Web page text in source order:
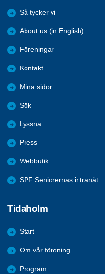
Så tycker vi
About us (in English)
Föreningar
Kontakt
Mina sidor
Sök
Lyssna
Press
Webbutik
SPF Seniorernas intranät
Tidaholm
Start
Om vår förening
Program